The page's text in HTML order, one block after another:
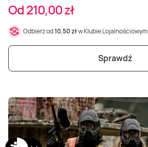
Od 210,00 zł
Odbierz od10,50 złw Klubie Lojalnościowym
Sprawdź